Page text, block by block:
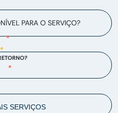
PARA O SERVIÇO?